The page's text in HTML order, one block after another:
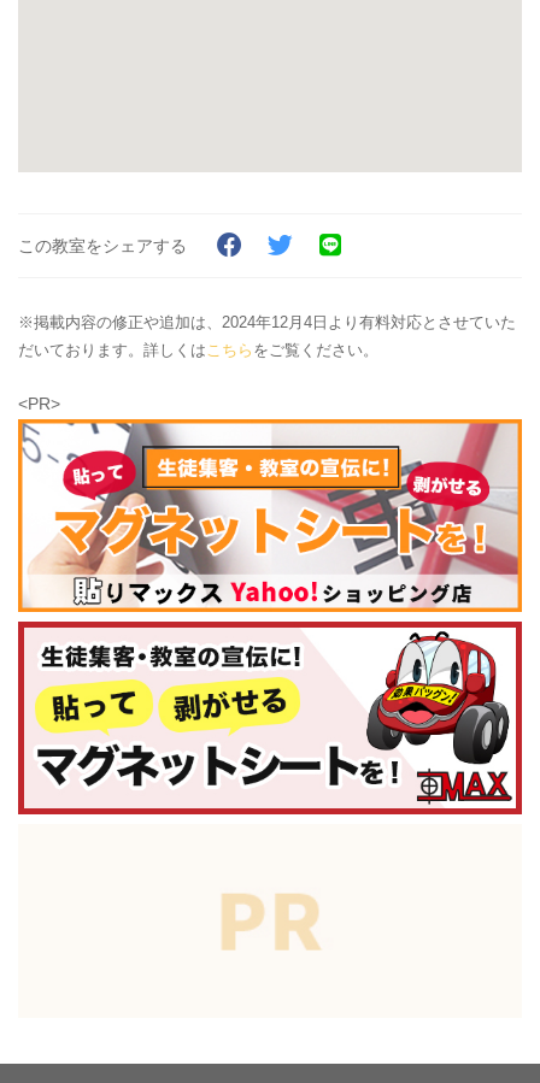
この教室をシェアする
※掲載内容の修正や追加は、2024年12月4日より有料対応とさせていた
だいております。詳しくは こちら をご覧ください。
<PR>